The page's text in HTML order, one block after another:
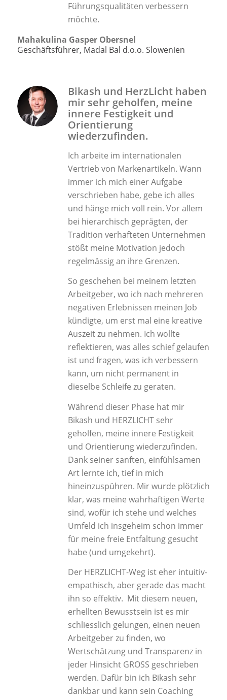
Führungsqualitäten verbessern
möchte.
Mahakulina Gasper Obersnel
Geschäftsführer, Madal Bal d.o.o. Slowenien
Bikash und HerzLicht haben
mir sehr geholfen, meine
innere Festigkeit und
Orientierung
wiederzufinden.
Ich arbeite im internationalen
Vertrieb von Markenartikeln. Wann
immer ich mich einer Aufgabe
verschrieben habe, gebe ich alles
und hänge mich voll rein. Vor allem
bei hierarchisch geprägten, der
Tradition verhafteten Unternehmen
stößt meine Motivation jedoch
regelmässig an ihre Grenzen.
So geschehen bei meinem letzten
Arbeitgeber, wo ich nach mehreren
negativen Erlebnissen meinen Job
kündigte, um erst mal eine kreative
Auszeit zu nehmen. Ich wollte
reflektieren, was alles schief gelaufen
ist und fragen, was ich verbessern
kann, um nicht permanent in
dieselbe Schleife zu geraten.
Während dieser Phase hat mir
Bikash und HERZLICHT sehr
geholfen, meine innere Festigkeit
und Orientierung wiederzufinden.
Dank seiner sanften, einfühlsamen
Art lernte ich, tief in mich
hineinzuspühren. Mir wurde plötzlich
klar, was meine wahrhaftigen Werte
sind, wofür ich stehe und welches
Umfeld ich insgeheim schon immer
für meine freie Entfaltung gesucht
habe (und umgekehrt).
Der HERZLICHT-Weg ist eher intuitiv-
empathisch, aber gerade das macht
ihn so effektiv. Mit diesem neuen,
erhellten Bewusstsein ist es mir
schliesslich gelungen, einen neuen
Arbeitgeber zu finden, wo
Wertschätzung und Transparenz in
jeder Hinsicht GROSS geschrieben
werden. Dafür bin ich Bikash sehr
dankbar und kann sein Coaching